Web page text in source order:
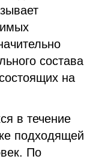
состава
на
в течение
подходящей
По